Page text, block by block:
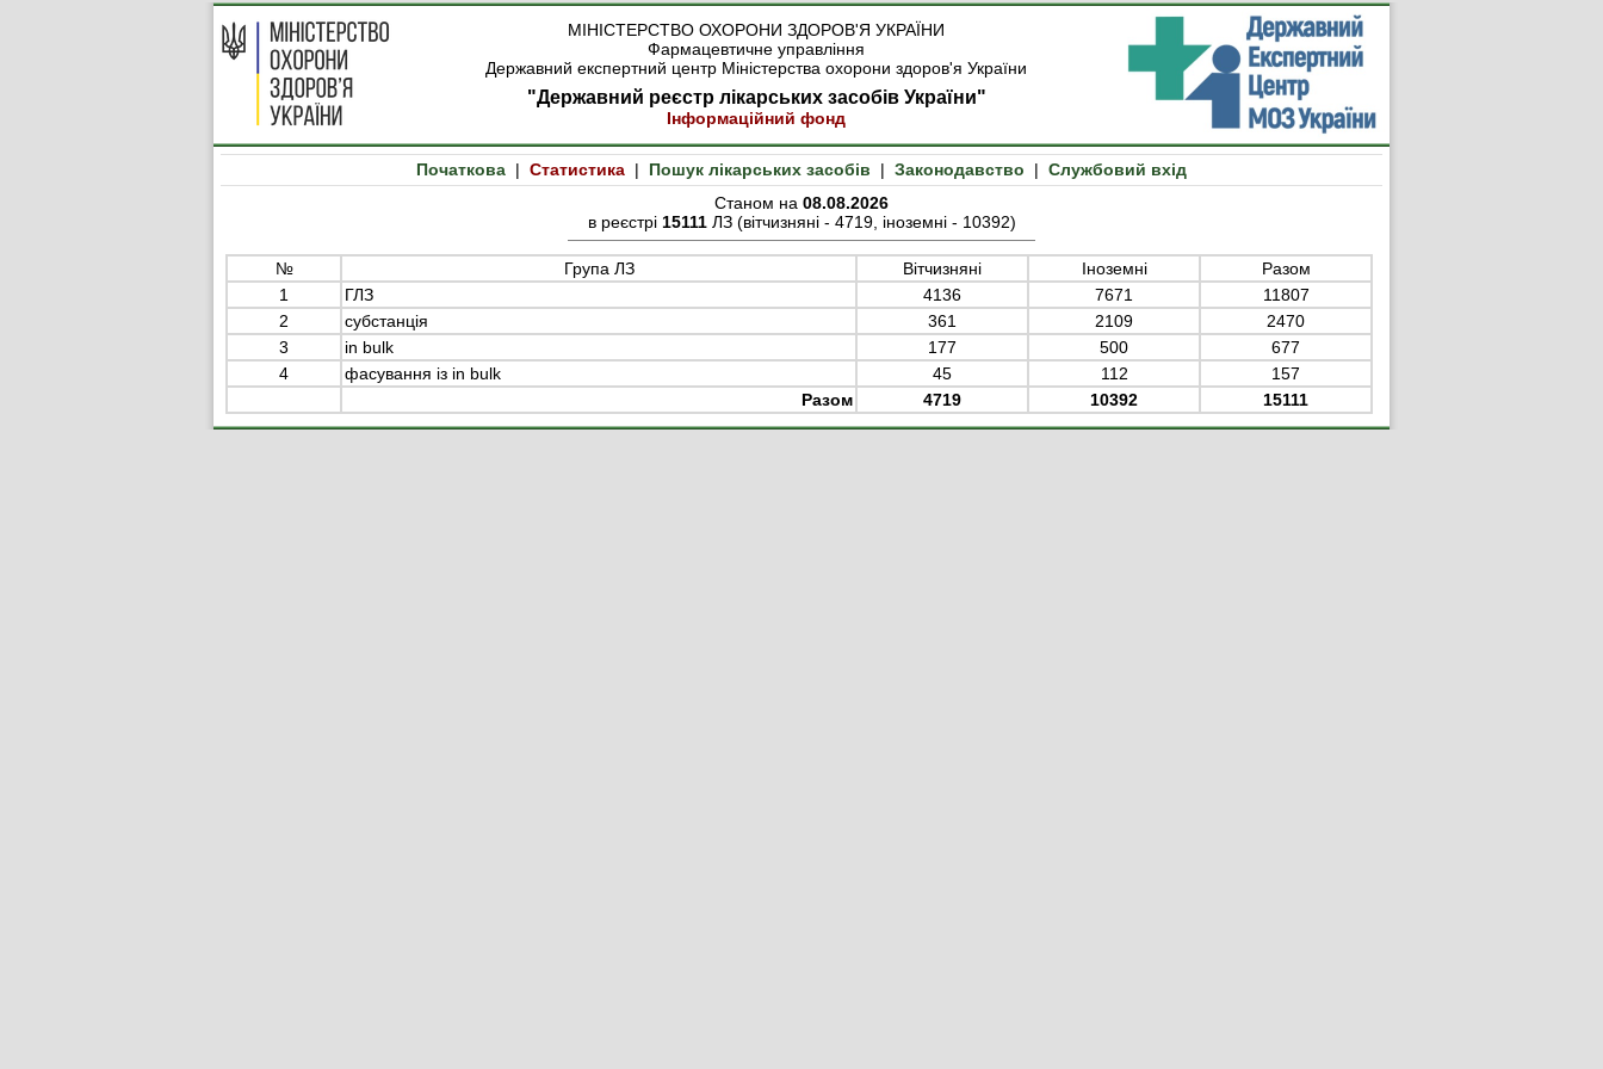
МІНІСТЕРСТВО ОХОРОНИ ЗДОРОВ'Я УКРАЇНИ
Фармацевтичне управління
Державний експертний центр Міністерства охорони здоров'я України
"Державний реєстр лікарських засобів України"
Інформаційний фонд
Початкова | Статистика | Пошук лікарських засобів | Законодавство | Службовий вхід
Станом на 08.08.2026
в реєстрі 15111ЛЗ (вітчизняні - 4719, іноземні - 10392)
№ Група ЛЗ Вітчизняні Іноземні
Разом
1
ГЛЗ 4136 7671
11807
2
субстанція 361 2109
2470
3
in bulk 177 500
677
4
фасування із in bulk 45 112
157
Разом
4719 10392 15111